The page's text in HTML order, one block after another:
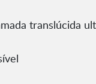
translúcida